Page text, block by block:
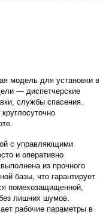
модель для установки в
— диспетчерские
службы спасения.
с управляющими
и оперативно
из прочного
базы, что гарантирует
помехозащищенной,
лишних шумов.
рабочие параметры в